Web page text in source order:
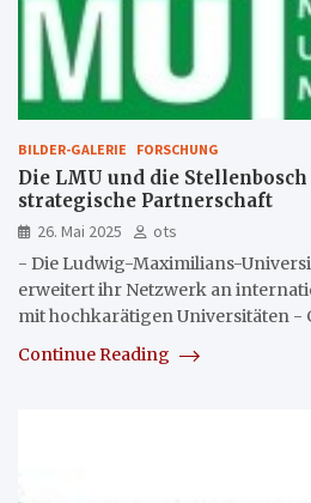
BILDER-GALERIE FORSCHUNG
Die LMU und die
strategische Partnerschaft
26. Mai 2025
ots
- Die Ludwig-Maximilians-
erweitert ihr Netzwerk an
mit hochkarätigen Universitäten -
Continue Reading